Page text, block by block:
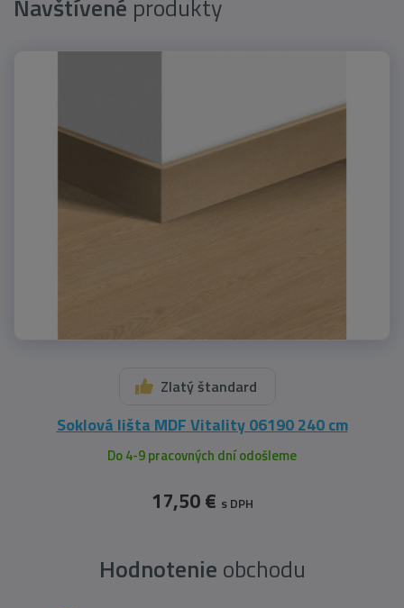
Navštívené produkty
Zlatý štandard
Soklová lišta MDF Vitality 06190 240 cm
Do 4-9 pracovných dní odošleme
17,50 € s DPH
Hodnotenie obchodu